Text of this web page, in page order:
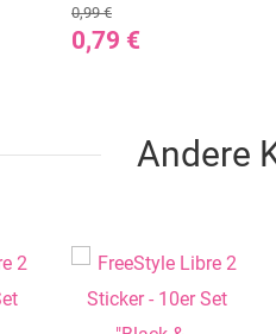
0,79 €
0,99 €
Andere